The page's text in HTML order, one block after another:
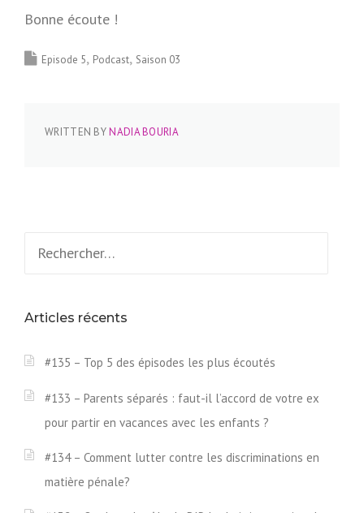
Bonne écoute !
Episode 5 Podcast Saison 03
WRITTEN BYNADIA BOURIA
Articles récents
#135 – Top 5 des épisodes les plus écoutés
#133 – Parents séparés : faut-il l’accord de votre ex
pour partir en vacances avec les enfants ?
#134 – Comment lutter contre les discriminations en
matière pénale?